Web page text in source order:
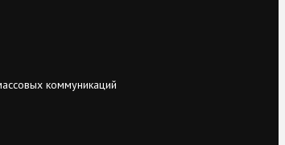
коммуникаций